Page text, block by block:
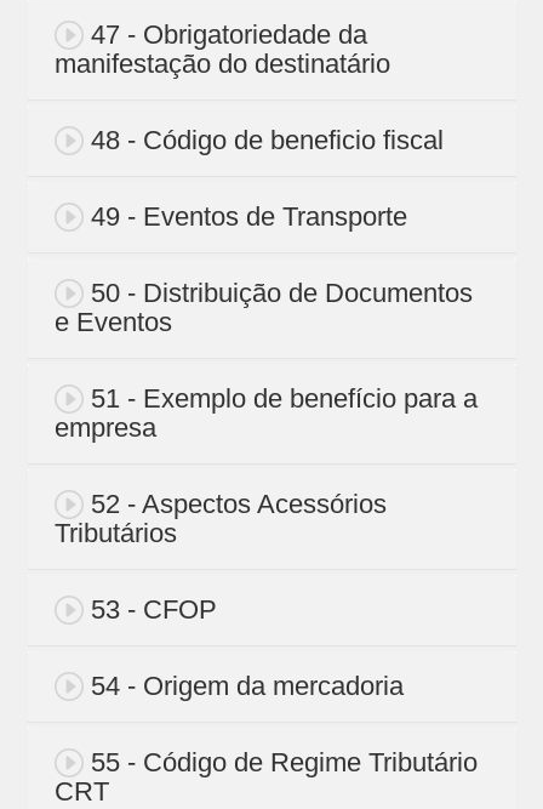
47 - Obrigatoriedade da
manifestação do destinatário
48 - Código de beneficio fiscal
49 - Eventos de Transporte
50 - Distribuição de Documentos
e Eventos
51 - Exemplo de benefício para a
empresa
52 - Aspectos Acessórios
Tributários
53 - CFOP
54 - Origem da mercadoria
55 - Código de Regime Tributário
CRT